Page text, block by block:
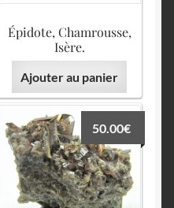
Épidote, Chamrousse,
Isère.
Ajouter au panier
50.00€